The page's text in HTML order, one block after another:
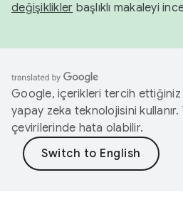
değişiklikler başlıklı makaleyi
Google, içerikleri tercih ettiğiniz
yapay zeka teknolojisini kullanır.
çevirilerinde hata olabilir.